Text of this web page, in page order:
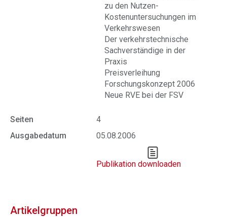
zu den Nutzen-
Kostenuntersuchungen im
Verkehrswesen
Der verkehrstechnische
Sachverständige in der
Praxis
Preisverleihung
Forschungskonzept 2006
Neue RVE bei der FSV
Seiten
4
Ausgabedatum
05.08.2006
Publikation downloaden
Artikelgruppen